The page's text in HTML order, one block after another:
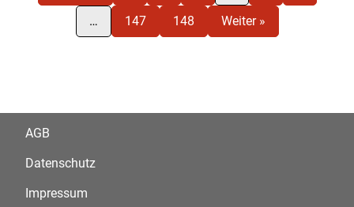
… 147 148 Weiter »
AGB
Datenschutz
Impressum